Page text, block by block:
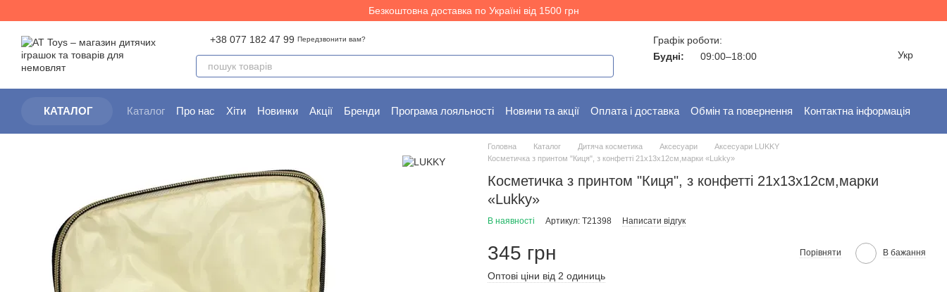
Безкоштовна доставка по Україні від 1500 грн
+38 077 182 47 99 Передзвонити вам?
Графік роботи:
Будні:
09:00–18:00 Укр
КАТАЛОГ Каталог Про нас Хіти Новинки Акції Бренди Програма лояльності Новини та акції Оплата і доставка Обмін та повернення
Контактна інформація
Головна Каталог Дитяча косметика Аксесуари
Аксесуари LUKKY
Косметичка з принтом "Киця", з конфетті 21x13x12см,марки «Lukky»
Косметичка з принтом "Киця", з конфетті 21x13x12см,марки
«Lukky»
В наявності Артикул: T21398 Написати відгук
345 грн Порівняти В бажання
Оптові ціни від 2 одиниць